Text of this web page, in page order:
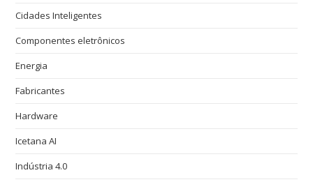
Cidades Inteligentes
Componentes eletrônicos
Energia
Fabricantes
Hardware
Icetana AI
Indústria 4.0